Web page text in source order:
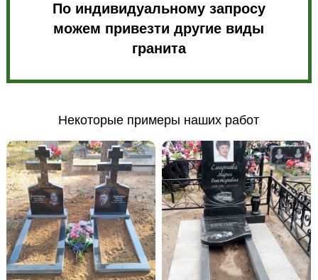
По индивидуальному запросу
можем привезти другие виды
гранита
Некоторые примеры наших работ